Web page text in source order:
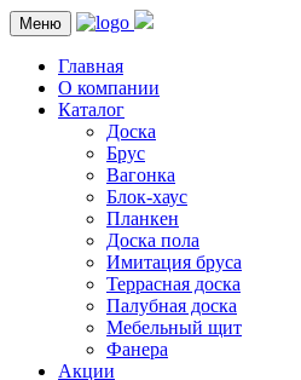
Меню
Главная
О компании
Каталог
Доска
Брус
Вагонка
Блок-хаус
Планкен
Доска пола
Имитация бруса
Террасная доска
Палубная доска
Мебельный щит
Фанера
Акции